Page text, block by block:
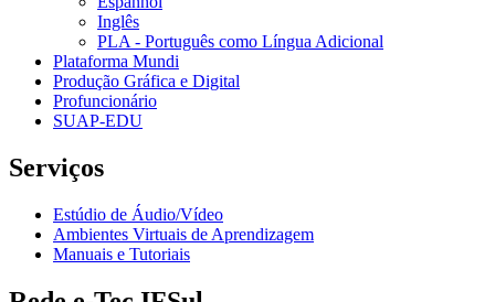
Inglês
PLA - Português como Língua Adicional
Plataforma Mundi
Produção Gráfica e Digital
Profuncionário
SUAP-EDU
Serviços
Estúdio de Áudio/Vídeo
Ambientes Virtuais de Aprendizagem
Manuais e Tutoriais